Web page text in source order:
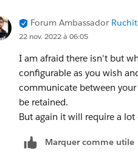
Forum Ambassador
22 nov. 2022 à 06:05
I am afraid there isn't but
configurable as you wish
communicate between
be retained.
But again it will require a
Marquer comme utile